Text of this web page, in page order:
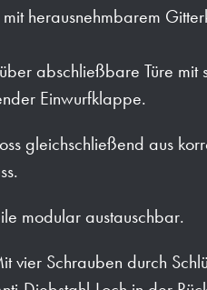
herausnehmbarem
abschließbare Türe mit
Einwurfklappe.
gleichschließend aus
modular austauschbar.
vier Schrauben durch